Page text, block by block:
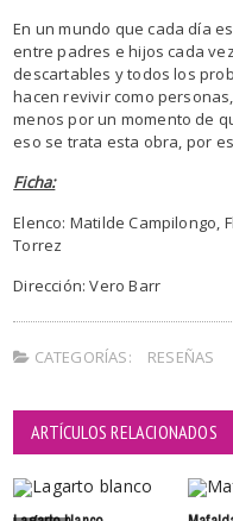
En un mundo que cada día
entre padres e hijos cada
descartables y todos los
hacen revivir como
menos por un momento de
eso se trata esta obra, por
Ficha:
Elenco: Matilde Campilongo,
Torrez
Dirección: Vero Barr
CATEGORÍAS: RESEÑAS
ARTÍCULOS RELACIONADOS